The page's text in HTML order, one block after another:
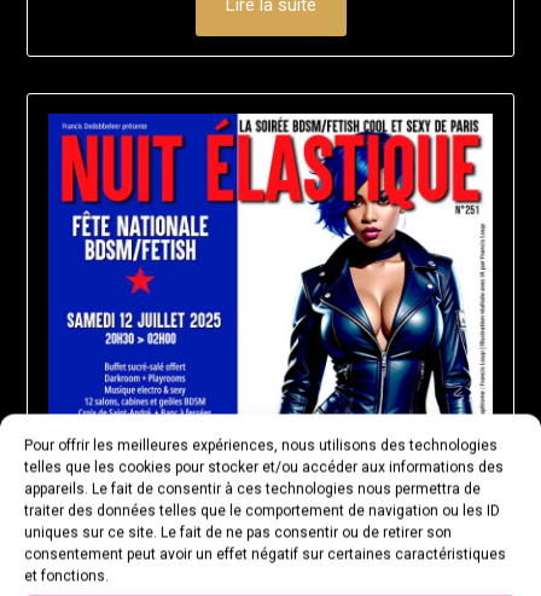
Pour offrir les meilleures expériences, nous utilisons des technologies
telles que les cookies pour stocker et/ou accéder aux informations des
appareils. Le fait de consentir à ces technologies nous permettra de
traiter des données telles que le comportement de navigation ou les ID
uniques sur ce site. Le fait de ne pas consentir ou de retirer son
consentement peut avoir un effet négatif sur certaines caractéristiques
et fonctions.
Lire la suite
Samedi 12 juillet 2025 : Nuit Élastique
251